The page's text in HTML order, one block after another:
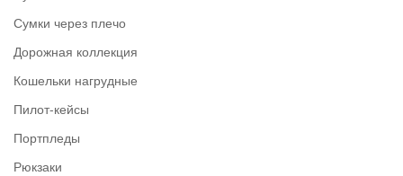
Сумки через плечо
Дорожная коллекция
Кошельки нагрудные
Пилот-кейсы
Портпледы
Рюкзаки